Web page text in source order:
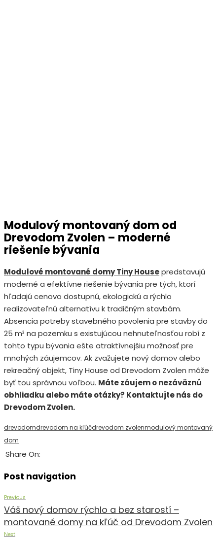
Modulový montovaný dom od
Drevodom Zvolen – moderné
riešenie bývania
Modulové montované domy Tiny Housepredstavujú
moderné a efektívne riešenie bývania pre tých, ktorí
hľadajú cenovo dostupnú, ekologickú a rýchlo
realizovateľnú alternatívu k tradičným stavbám.
Absencia potreby stavebného povolenia pre stavby do
25 m² na pozemku s existujúcou nehnuteľnosťou robí z
tohto typu bývania ešte atraktívnejšiu možnosť pre
mnohých záujemcov. Ak zvažujete nový domov alebo
rekreačný objekt, Tiny House od Drevodom Zvolen môže
byť tou správnou voľbou. Máte záujem o nezáväznú
obhliadku alebo máte otázky? Kontaktujte nás do
Drevodom Zvolen.
drevodomdrevodom na kľúčdrevodom zvolenmodulový montovaný
dom
Share On:
Post navigation
Previous
Váš nový domov rýchlo a bez starostí –
montované domy na kľúč od Drevodom Zvolen
Next